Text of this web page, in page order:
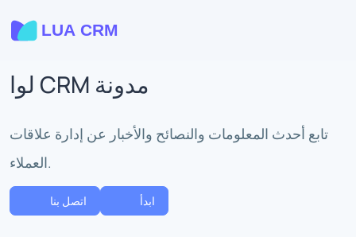
لوا CRM مدونة
تابع أحدث المعلومات والنصائح والأخبار عن إدارة علاقات
العملاء.
اتصل بنا ابدأ